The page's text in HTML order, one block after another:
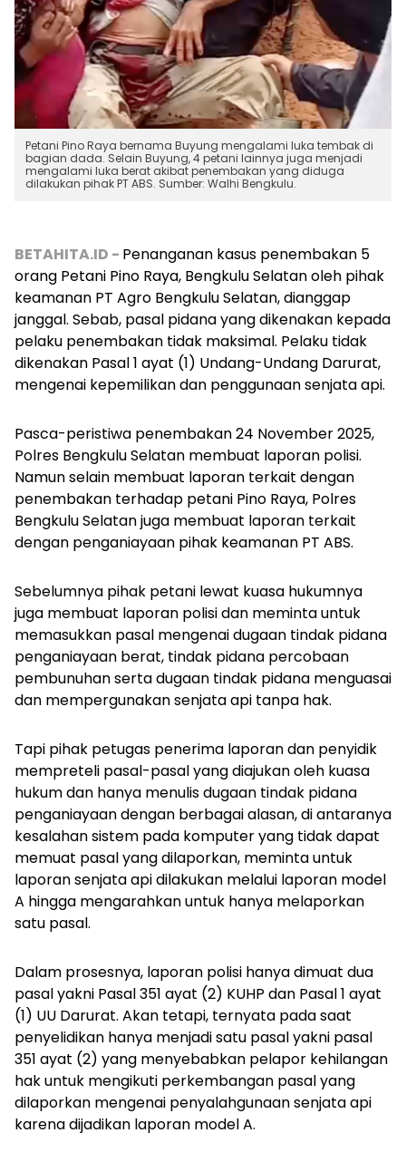
Petani Pino Raya bernama Buyung mengalami luka tembak di
bagian dada. Selain Buyung, 4 petani lainnya juga menjadi
mengalami luka berat akibat penembakan yang diduga
dilakukan pihak PT ABS. Sumber: Walhi Bengkulu.
BETAHITA.ID - Penanganan kasus penembakan 5
orang Petani Pino Raya, Bengkulu Selatan oleh pihak
keamanan PT Agro Bengkulu Selatan, dianggap
janggal. Sebab, pasal pidana yang dikenakan kepada
pelaku penembakan tidak maksimal. Pelaku tidak
dikenakan Pasal 1 ayat (1) Undang-Undang Darurat,
mengenai kepemilikan dan penggunaan senjata api.
Pasca-peristiwa penembakan 24 November 2025,
Polres Bengkulu Selatan membuat laporan polisi.
Namun selain membuat laporan terkait dengan
penembakan terhadap petani Pino Raya, Polres
Bengkulu Selatan juga membuat laporan terkait
dengan penganiayaan pihak keamanan PT ABS.
Sebelumnya pihak petani lewat kuasa hukumnya
juga membuat laporan polisi dan meminta untuk
memasukkan pasal mengenai dugaan tindak pidana
penganiayaan berat, tindak pidana percobaan
pembunuhan serta dugaan tindak pidana menguasai
dan mempergunakan senjata api tanpa hak.
Tapi pihak petugas penerima laporan dan penyidik
mempreteli pasal-pasal yang diajukan oleh kuasa
hukum dan hanya menulis dugaan tindak pidana
penganiayaan dengan berbagai alasan, di antaranya
kesalahan sistem pada komputer yang tidak dapat
memuat pasal yang dilaporkan, meminta untuk
laporan senjata api dilakukan melalui laporan model
A hingga mengarahkan untuk hanya melaporkan
satu pasal.
Dalam prosesnya, laporan polisi hanya dimuat dua
pasal yakni Pasal 351 ayat (2) KUHP dan Pasal 1 ayat
(1) UU Darurat. Akan tetapi, ternyata pada saat
penyelidikan hanya menjadi satu pasal yakni pasal
351 ayat (2) yang menyebabkan pelapor kehilangan
hak untuk mengikuti perkembangan pasal yang
dilaporkan mengenai penyalahgunaan senjata api
karena dijadikan laporan model A.